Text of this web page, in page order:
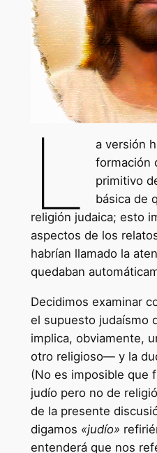
L
a versión
formación
primitivo
básica de
religión judaica; esto
aspectos de los
habrían llamado la
quedaban
Decidimos examinar
el supuesto judaísmo
implica, obviamente,
otro religioso— y la
(No es imposible que
judío pero no de
de la presente
digamos «judío»
entenderá que nos